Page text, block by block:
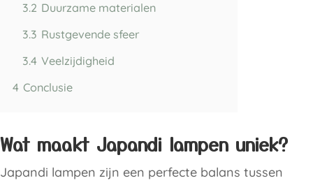
3.2 Duurzame materialen
3.3 Rustgevende sfeer
3.4 Veelzijdigheid
4 Conclusie
Wat maakt Japandi lampen uniek?
Japandi lampen zijn een perfecte balans tussen